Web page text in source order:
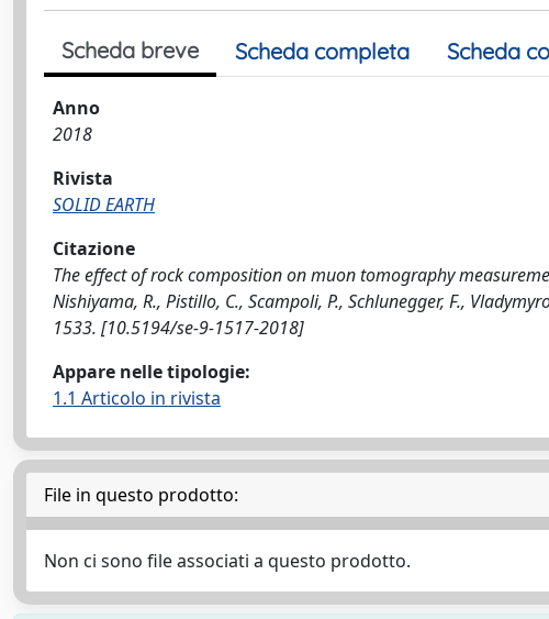
Scheda breve Scheda completa Scheda
Anno
2018
Rivista
SOLID EARTH
Citazione
The effect of rock composition on muon tomography
Nishiyama, R., Pistillo, C., Scampoli, P., Schlunegger, F.,
1533. [10.5194/se-9-1517-2018]
Appare nelle tipologie:
1.1 Articolo in rivista
File in questo prodotto:
Non ci sono file associati a questo prodotto.